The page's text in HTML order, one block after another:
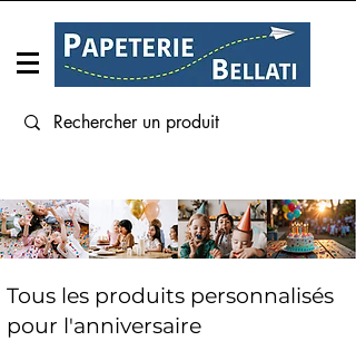
Tous les produits personnalisés
pour l'anniversaire